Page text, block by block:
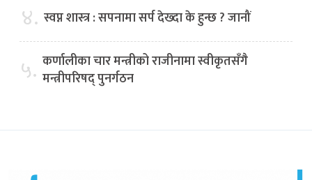
४. स्वप्न शास्त्र : सपनामा सर्प देख्दा के हुन्छ ? जानौं
५. कर्णालीका चार मन्त्रीको राजीनामा स्वीकृतसँगै
मन्त्रीपरिषद् पुनर्गठन